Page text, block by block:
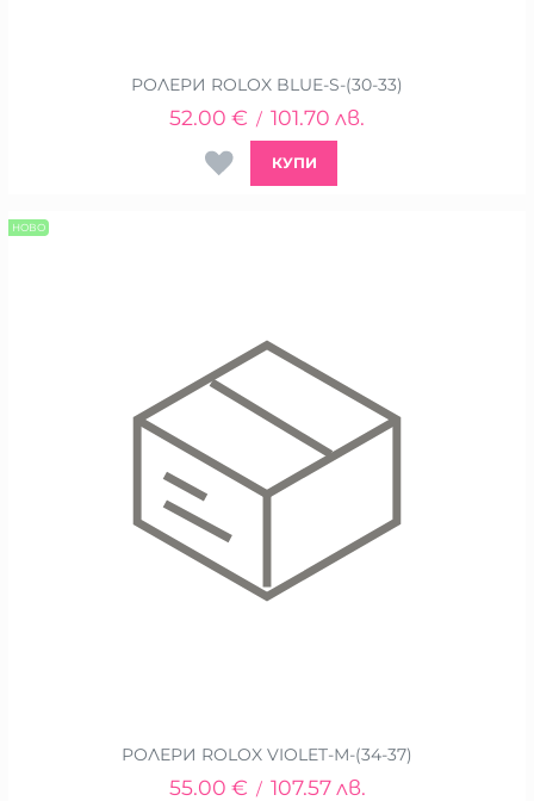
РОЛЕРИ ROLOX BLUE-S-(30-33)
52.00 € / 101.70 лв.
КУПИ
РОЛЕРИ ROLOX VIOLET-М-(34-37)
55.00 € / 107.57 лв.
НОВО